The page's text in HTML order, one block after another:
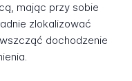
mając przy sobie
zlokalizować
dochodzenie